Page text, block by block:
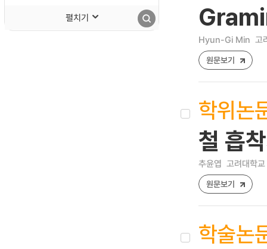
펼치기
Hyun-Gi Min 고
원문보기
학위논
철 흡
추윤엽 고려대학
원문보기
학술논